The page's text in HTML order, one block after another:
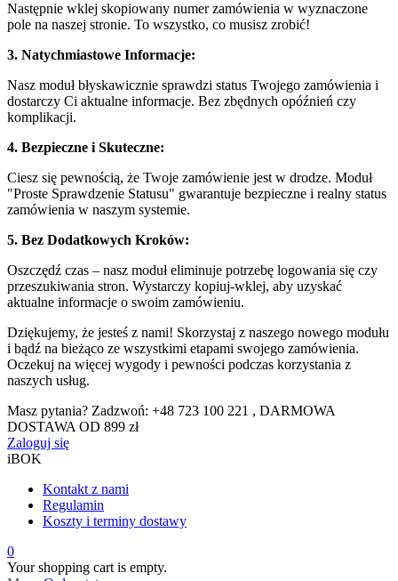
Następnie wklej skopiowany numer zamówienia w wyznaczone
pole na naszej stronie. To wszystko, co musisz zrobić!
3. Natychmiastowe Informacje:
Nasz moduł błyskawicznie sprawdzi status Twojego zamówienia i
dostarczy Ci aktualne informacje. Bez zbędnych opóźnień czy
komplikacji.
4. Bezpieczne i Skuteczne:
Ciesz się pewnością, że Twoje zamówienie jest w drodze. Moduł
"Proste Sprawdzenie Statusu" gwarantuje bezpieczne i realny status
zamówienia w naszym systemie.
5. Bez Dodatkowych Kroków:
Oszczędź czas – nasz moduł eliminuje potrzebę logowania się czy
przeszukiwania stron. Wystarczy kopiuj-wklej, aby uzyskać
aktualne informacje o swoim zamówieniu.
Dziękujemy, że jesteś z nami! Skorzystaj z naszego nowego modułu
i bądź na bieżąco ze wszystkimi etapami swojego zamówienia.
Oczekuj na więcej wygody i pewności podczas korzystania z
naszych usług.
Masz pytania? Zadzwoń: +48 723 100 221 , DARMOWA
DOSTAWA OD 899 zł
Zaloguj się
iBOK
Kontakt z nami
Regulamin
Koszty i terminy dostawy
0
Your shopping cart is empty.